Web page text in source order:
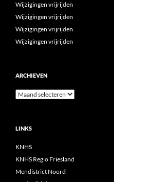
Wijzigingen vrijrijden
Wijzigingen vrijrijden
Wijzigingen vrijrijden
Wijzigingen vrijrijden
ARCHIEVEN
Archieven
LINKS
KNHS
KNHS Regio Friesland
Mendistrict Noord